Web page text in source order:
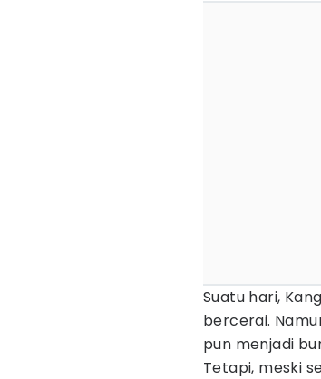
Suatu hari,
bercerai.
pun menjadi
Tetapi, meski